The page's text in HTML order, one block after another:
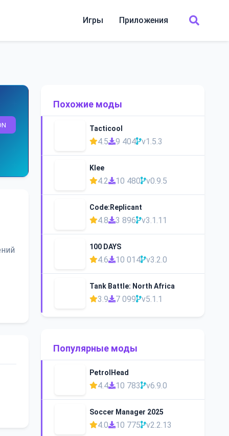
Игры Приложения
Похожие моды
Tacticool
4.5 9 404 v1.5.3
Klee
4.2 10 480 v0.9.5
Code:Replicant
4.8 3 896 v3.1.11
100 DAYS
4.6 10 014 v3.2.0
Tank Battle: North Africa
3.9 7 099 v5.1.1
Популярные моды
PetrolHead
4.4 10 783 v6.9.0
Soccer Manager 2025
4.0 10 775 v2.2.13